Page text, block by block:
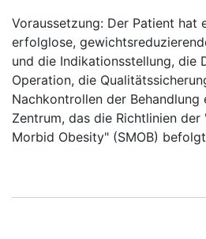
Voraussetzung: Der Patient hat
erfolglose,
und die Indikationsstellung, die
Operation, die
Nachkontrollen der Behandlung
Zentrum, das die Richtlinien
Morbid Obesity" (SMOB)